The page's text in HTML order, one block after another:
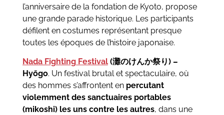
l’anniversaire de la fondation de Kyoto, propose
une grande parade historique. Les participants
défilent en costumes représentant presque
toutes les époques de l’histoire japonaise.
Nada Fighting Festival(灘のけんか祭り) –
Hyōgo. Un festival brutal et spectaculaire, où
des hommes s’affrontent en percutant
violemment des sanctuaires portables
(mikoshi) les uns contre les autres, dans une